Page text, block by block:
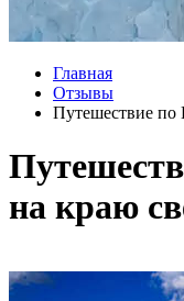
Главная
Отзывы
Путешествие по
на краю